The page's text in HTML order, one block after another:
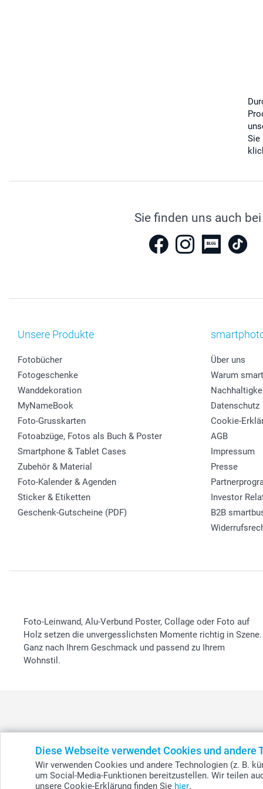
Diese Webseite verwendet Cookies und andere
Wir verwenden Cookies und andere Technologien (z. B.
um Social-Media-Funktionen bereitzustellen. Wir teilen
unsere Cookie-Erklärung finden Sie hier.
Sie
Sie finden uns auch bei
Unsere Produkte
Fotobücher
Fotogeschenke
Wanddekoration
MyNameBook
Foto-Grusskarten
Fotoabzüge, Fotos als Buch & Poster
Smartphone & Tablet Cases
Zubehör & Material
Foto-Kalender & Agenden
Sticker & Etiketten
Geschenk-Gutscheine (PDF)
Über uns
Warum
Datenschutz
Cookie-
AGB
Impressum
Presse
Investor
B2B
Foto-Leinwand, Alu-Verbund Poster, Collage oder Foto auf
Holz setzen die unvergesslichsten Momente richtig in Szene.
Ganz nach Ihrem Geschmack und passend zu Ihrem
Wohnstil.